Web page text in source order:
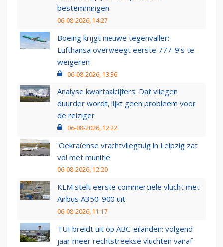
bestemmingen
06-08-2026, 14:27
Boeing krijgt nieuwe tegenvaller:
Lufthansa overweegt eerste 777-9’s te
weigeren
06-08-2026, 13:36
Analyse kwartaalcijfers: Dat vliegen
duurder wordt, lijkt geen probleem voor
de reiziger
06-08-2026, 12:22
'Oekraïense vrachtvliegtuig in Leipzig zat
vol met munitie'
06-08-2026, 12:20
KLM stelt eerste commerciële vlucht met
Airbus A350-900 uit
06-08-2026, 11:17
TUI breidt uit op ABC-eilanden: volgend
jaar meer rechtstreekse vluchten vanaf